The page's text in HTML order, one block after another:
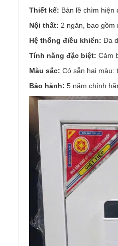
Thiết kế: Bản lề chìm hiện
Nội thất: 2 ngăn, bao
Hệ thống điều khiển: Đa
Tính năng đặc biệt: Cảm
Màu sắc: Có sẵn hai màu:
Bảo hành: 5 năm chính